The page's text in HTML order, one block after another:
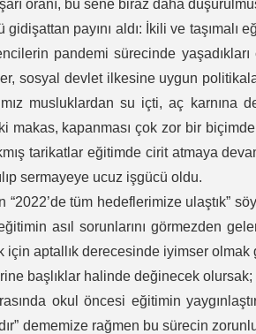
oranı, bu sene biraz daha
payını aldı: İkili ve taşımalı
pandemi sürecinde
sosyal devlet ilkesine uygun
musluklardan su içti, aç karnına
makas, kapanması çok zor bir
tarikatlar eğitimde cirit atmaya
sermayeye ucuz işgücü oldu.
“2022’de tüm hedeflerimize ulaştık”
asıl sorunlarını görmezden
için aptallık derecesinde iyimser olmak
başlıklar halinde değinecek olursak;
okul öncesi eğitimin
dememize rağmen bu sürecin